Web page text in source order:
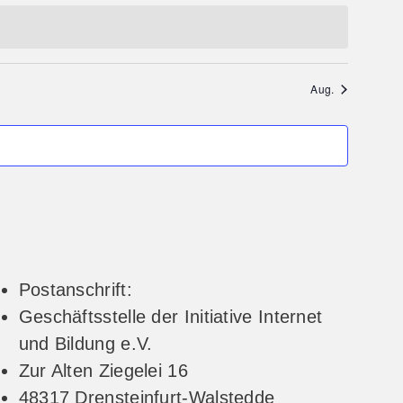
Aug.
Postanschrift:
Geschäftsstelle der Initiative Internet
und Bildung e.V.
Zur Alten Ziegelei 16
48317 Drensteinfurt-Walstedde